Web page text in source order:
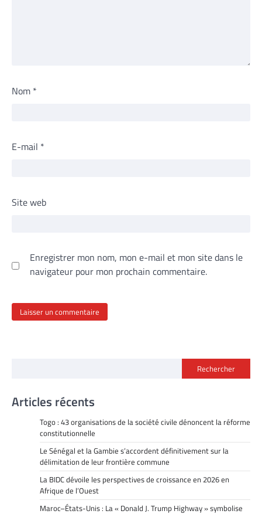
Nom *
E-mail *
Site web
Enregistrer mon nom, mon e-mail et mon site dans le
navigateur pour mon prochain commentaire.
Rechercher
Articles récents
Togo : 43 organisations de la société civile dénoncent la réforme
constitutionnelle
Le Sénégal et la Gambie s’accordent définitivement sur la
délimitation de leur frontière commune
La BIDC dévoile les perspectives de croissance en 2026 en
Afrique de l’Ouest
Maroc–États-Unis : La « Donald J. Trump Highway » symbolise